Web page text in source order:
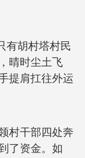
有胡村塔村民
晴时尘土飞
提肩扛往外运
村干部四处奔
了资金。如